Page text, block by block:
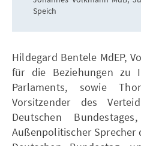
Speich
Hildegard Bentele MdEP,
für die Beziehungen zu
Parlaments, sowie
Vorsitzender des
Deutschen
Außenpolitischer Sprecher